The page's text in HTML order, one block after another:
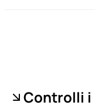
Controlli i